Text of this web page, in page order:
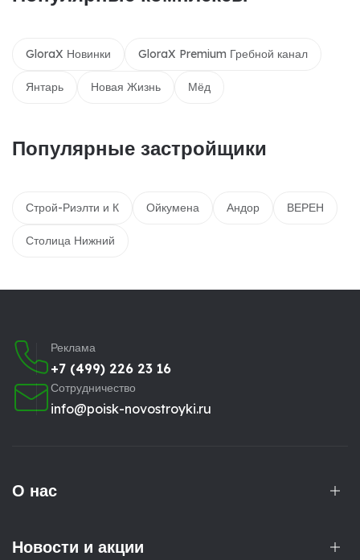
GloraX Новинки GloraX Premium Гребной канал
Янтарь Новая Жизнь Мёд
Популярные застройщики
Строй-Риэлти и К Ойкумена Андор ВЕРЕН
Столица Нижний
Реклама
+7 (499) 226 23 16
Сотрудничество
info@poisk-novostroyki.ru
О нас
Новости и акции